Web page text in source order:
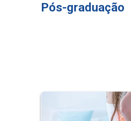
Pós-graduação